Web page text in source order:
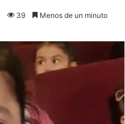
39 Menos de un minuto